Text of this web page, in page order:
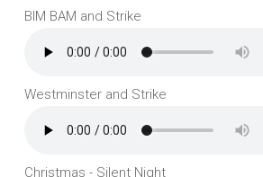
BIM BAM and Strike
Westminster and Strike
Christmas - Silent Night